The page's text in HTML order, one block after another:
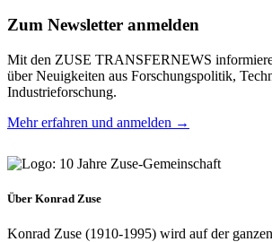
Zum Newsletter anmelden
Mit den ZUSE TRANSFERNEWS
über Neuigkeiten aus Forschungspolitik,
Industrieforschung.
Mehr erfahren und anmelden →
Über Konrad Zuse
Konrad Zuse (1910-1995) wird auf der